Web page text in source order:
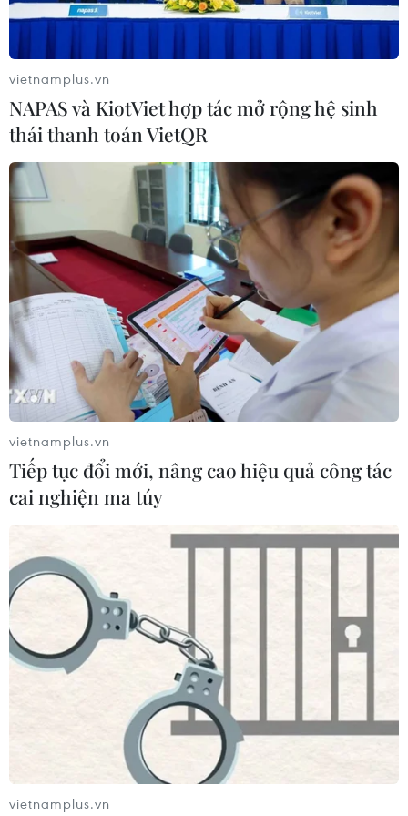
Nếu kiểm soát tốt dịch bệnh trong tháng
9, GDP cả năm sẽ tăng 3,5-4%
15/09/2021 03:49
Theo Bộ trưởng Kế hoạch và Đầu tư Nguyễn Chí Dũng,
dự báo GDP 3,5-4% thấp hơn mục tiêu 6,5% năm nay,
nhưng để đạt được mức này cũng phải là sự nỗ lực rất
lớn, đòi hỏi sự quyết liệt của các địa phương.
Chuyên gia: Việt Nam luôn có cách vượt
qua mọi khó khăn và trở ngại
Tổng giám đốc HSBC Việt Nam Tim Evans dự báo với
kịch bản tích cực nhất, tăng trưởng GDP Việt Nam năm
vietnamplus.vn
NAPAS và KiotViet hợp tác mở rộng hệ sinh
thái thanh toán VietQR
vietnamplus.vn
Tiếp tục đổi mới, nâng cao hiệu quả công tác
cai nghiện ma túy
vietnamplus.vn